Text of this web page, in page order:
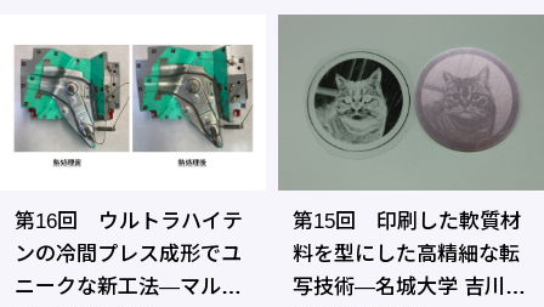
第16回 ウルトラハイテ
ンの冷間プレス成形でユ
ニークな新工法―マルナ
第15回 印刷した軟質材
料を型にした高精細な転
写技術―名城大学 吉川泰